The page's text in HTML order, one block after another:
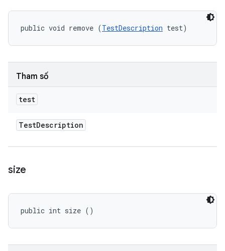
public void remove (TestDescription test)
Tham số
test
TestDescription
size
public int size ()